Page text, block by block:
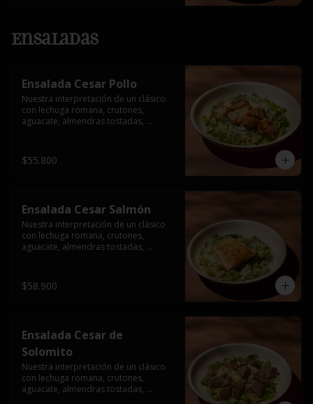
Ensaladas
Ensalada Cesar Pollo
Nuestra interpretación de un clásico
con lechuga romana, crutones,
aguacate, almendras tostadas,
$55.800
Ensalada Cesar Salmón
Nuestra interpretación de un clásico
con lechuga romana, crutones,
aguacate, almendras tostadas,
$58.900
Ensalada Cesar de
Solomito
Nuestra interpretación de un clásico
con lechuga romana, crutones,
aguacate, almendras tostadas,